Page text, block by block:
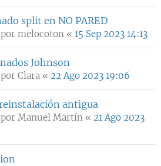
split en NO PARED
melocoton « 15 Sep 2023 14:13
Johnson
Clara « 22 Ago 2023 19:06
antigua
Manuel Martín « 21 Ago 2023